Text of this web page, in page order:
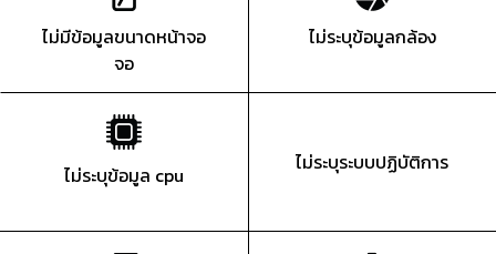
ไม่มีข้อมูลขนาดหน้าจอ
จอ
ไม่ระบุข้อมูลกล้อง
ไม่ระบุข้อมูล cpu ไม่ระบุระบบปฏิบัติการ